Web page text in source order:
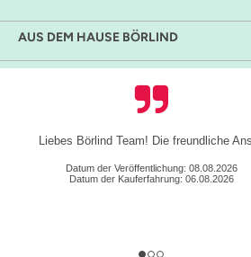
AUS DEM HAUSE BÖRLIND
Liebes Börlind Team! Die freundliche
Datum der Veröffentlichung: 08.08.2026
Datum der Kauferfahrung: 06.08.2026